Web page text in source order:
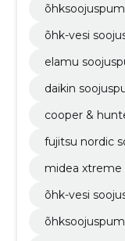
õhk-vesi
elamu
daikin
cooper &
fujitsu nordic
midea xtreme
õhk-vesi